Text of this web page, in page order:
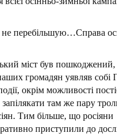
не перебільшую…Справа
міст був пошкоджений,
громадян уявляв
окрім можливості
запілякати там же пару
Тим більше, що росіяни
приступили до